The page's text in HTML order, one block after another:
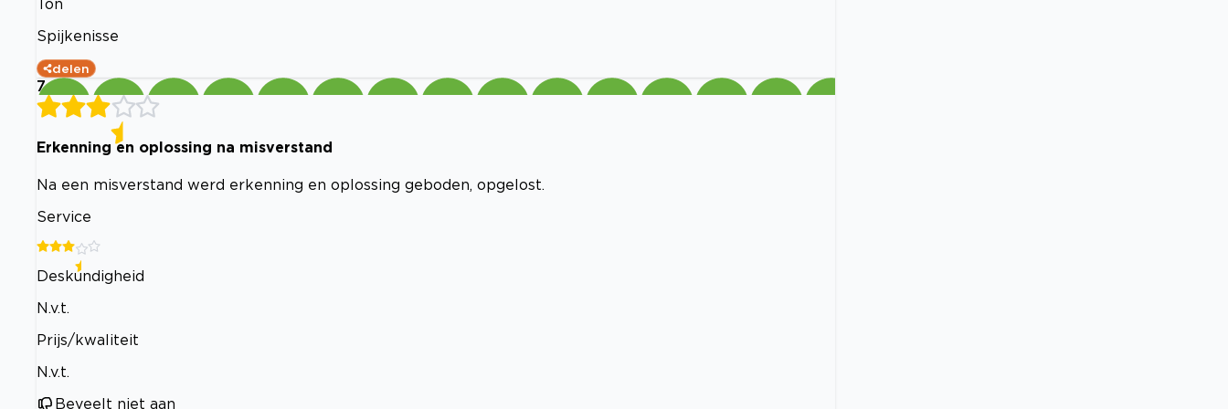
Ton
Spijkenisse
delen
7
Erkenning en oplossing na misverstand
Na een misverstand werd erkenning en oplossing geboden, opgelost.
Service
Deskundigheid
N.v.t.
Prijs/kwaliteit
N.v.t.
Beveelt niet aan